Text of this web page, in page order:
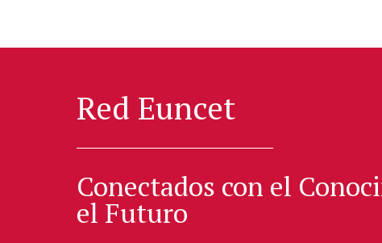
Red Euncet
Conectados con el
el Futuro